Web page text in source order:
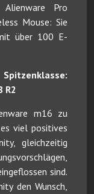
Pro
Mouse: Sie
über 100 E-
R2
m16 zu
viel positives
gleichzeitig
sind.
den Wunsch,